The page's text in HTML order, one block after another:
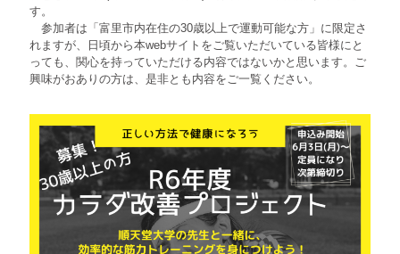
す。
参加者は「富里市内在住の30歳以上で運動可能な方」に限定さ
れますが、日頃から本webサイトをご覧いただいている皆様にと
っても、関心を持っていただける内容ではないかと思います。ご
興味がおありの方は、是非とも内容をご一覧ください。